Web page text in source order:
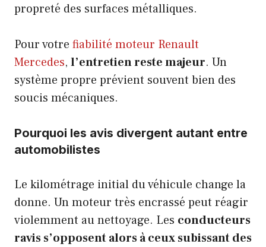
propreté des surfaces métalliques.
Pour votre fiabilité moteur Renault
Mercedes, l’entretien reste majeur. Un
système propre prévient souvent bien des
soucis mécaniques.
Pourquoi les avis divergent autant entre
automobilistes
Le kilométrage initial du véhicule change la
donne. Un moteur très encrassé peut réagir
violemment au nettoyage. Les conducteurs
ravis s’opposent alors à ceux subissant des